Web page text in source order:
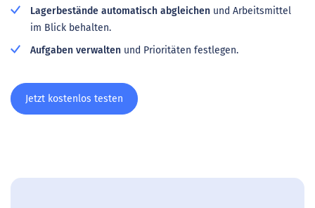
Lagerbestände automatisch abgleichen und Arbeitsmittel
im Blick behalten.
Aufgaben verwalten und Prioritäten festlegen.
Jetzt kostenlos testen